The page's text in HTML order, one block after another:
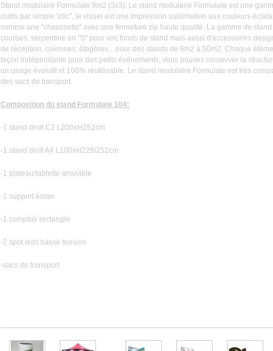
Stand modulaire Formulate 9m2 (3x3): Le stand modulaire Formulate est une
outils par simple "clic", le visuel est une impression sublimation aux couleurs
comme une "chaussette" avec une fermeture zip haute qualité. La gamme de
courbes, serpentine en "S" pour vos fonds de stand mais aussi d'accessoires
de réception, colonnes, étagères... pour des stands de 6m2 à 50m2. Chaque
façon indépendante pour des petits événements, vous pouvez conserver la
un usage évolutif et 100% réutilisable. Le stand modulaire Formulate est très
des sacs de transport.
Composition du stand Formulate 104:
-1 stand droit C2 L200xH252cm
-1 stand droit A4 L100xH228/252cm
-1 plateau/tablette amovible
-1 support écran
-1 comptoir rectangle
-2 spot leds basse tension
-sacs de transport